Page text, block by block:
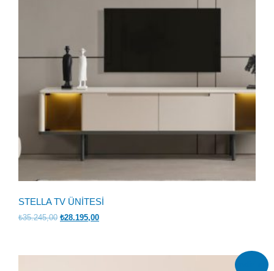
STELLA TV ÜNİTESİ
₺35.245,00 Orijinal
₺28.195,00Şu